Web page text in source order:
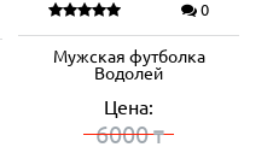
0
Мужская футболка
Водолей
Цена:
6000₸